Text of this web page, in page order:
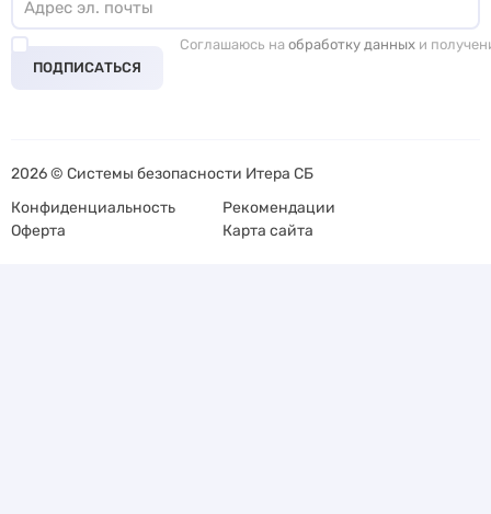
ПОДПИСАТЬСЯ
Соглашаюсь на обработку данных и
2026 © Системы безопасности Итера СБ
Конфиденциальность
Рекомендации
Оферта
Карта сайта